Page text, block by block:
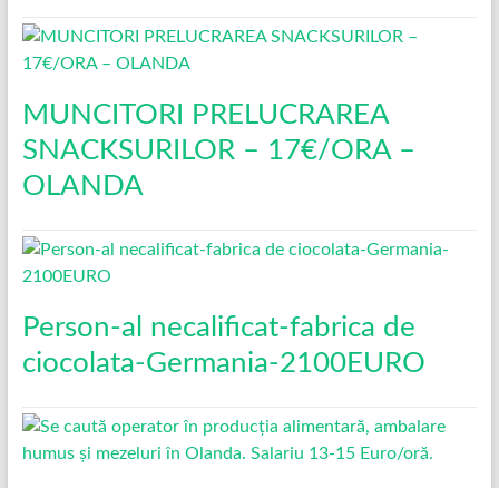
MUNCITORI PRELUCRAREA
SNACKSURILOR – 17€/ORA –
OLANDA
Person-al necalificat-fabrica de
ciocolata-Germania-2100EURO